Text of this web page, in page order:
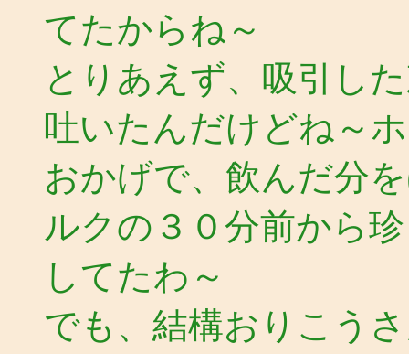
てたからね～
とりあえず、吸引し
吐いたんだけどね～
おかげで、飲んだ分
ルクの３０分前から
してたわ～
でも、結構おりこう